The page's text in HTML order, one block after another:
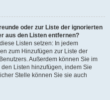
oder zur Liste der ignorierten
aus den Listen entfernen?
Listen setzen: In jedem
zum Hinzufügen zur Liste der
Außerdem können Sie im
Listen hinzufügen, indem Sie
Stelle können Sie sie auch